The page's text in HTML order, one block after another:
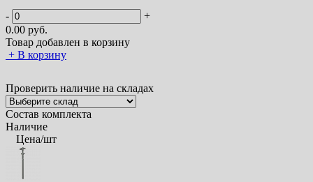
-
+
0.00 руб.
Товар добавлен в корзину
+ В корзину
Проверить наличие на складах
Состав комплекта
Наличие
Цена/шт